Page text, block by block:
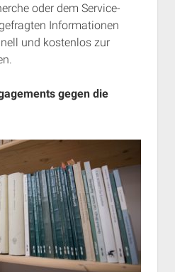
oder dem Service-
Informationen
und kostenlos zur
gegen die